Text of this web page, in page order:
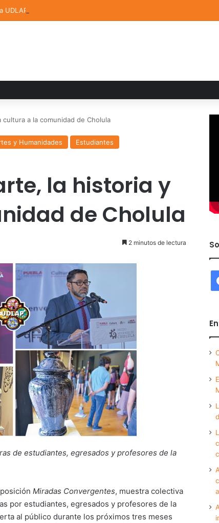
UDLAP destacan en el MUTVI 2026
cultura a la comunidad de Cholula
y Humanidades
Estudiantes
la historia y
de Cholula
2 minutos de lectura
de estudiantes, egresados y profesores de la
Miradas Convergentes, muestra colectiva
por estudiantes, egresados y profesores de la
al público durante los próximos tres meses